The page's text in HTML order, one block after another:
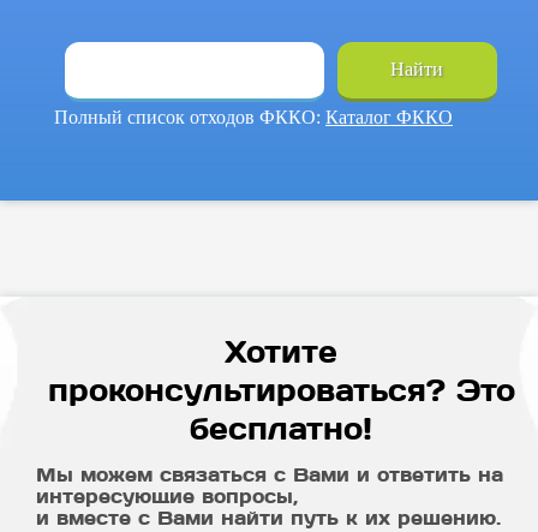
Найти
Полный список отходов ФККО: Каталог ФККО
Хотите
проконсультироваться? Это
бесплатно!
Мы можем связаться с Вами и ответить на
интересующие вопросы,
и вместе с Вами найти путь к их решению.